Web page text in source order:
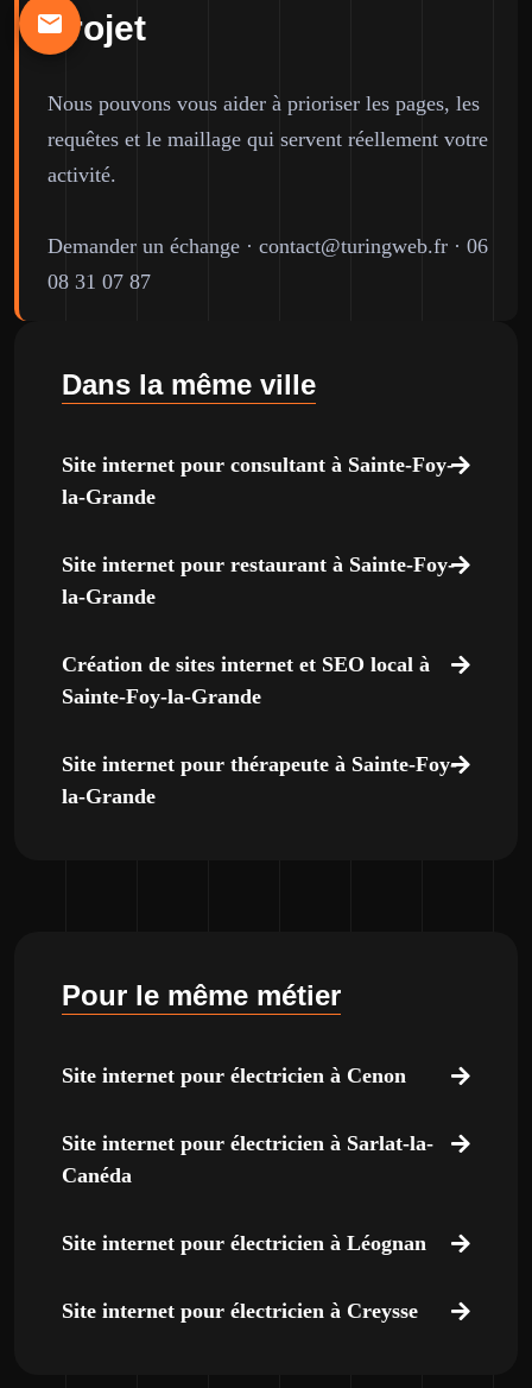
projet
Nous pouvons vous aider à prioriser les pages, les
requêtes et le maillage qui servent réellement votre
activité.
Demander un échange · contact@turingweb.fr · 06
08 31 07 87
Dans la même ville
Site internet pour consultant à Sainte-Foy-
la-Grande
Site internet pour restaurant à Sainte-Foy-
la-Grande
Création de sites internet et SEO local à
Sainte-Foy-la-Grande
Site internet pour thérapeute à Sainte-Foy-
la-Grande
Pour le même métier
Site internet pour électricien à Cenon
Site internet pour électricien à Sarlat-la-
Canéda
Site internet pour électricien à Léognan
Site internet pour électricien à Creysse